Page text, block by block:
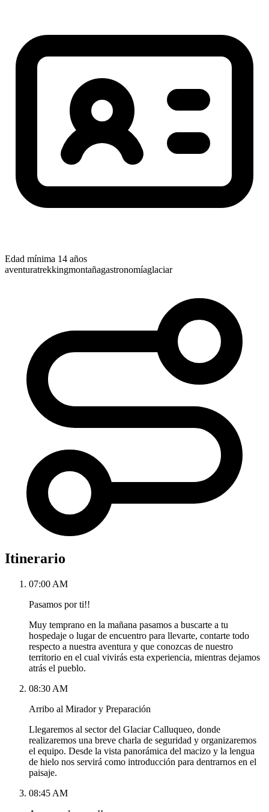
Edad mínima 14 años
aventuratrekkingmontañagastronomíaglaciar
Itinerario
07:00 AM
Pasamos por ti!!
Muy temprano en la mañana pasamos a buscarte a tu
hospedaje o lugar de encuentro para llevarte, contarte todo
respecto a nuestra aventura y que conozcas de nuestro
territorio en el cual vivirás esta experiencia, mientras dejamos
atrás el pueblo.
08:30 AM
Arribo al Mirador y Preparación
Llegaremos al sector del Glaciar Calluqueo, donde
realizaremos una breve charla de seguridad y organizaremos
el equipo. Desde la vista panorámica del macizo y la lengua
de hielo nos servirá como introducción para dentrarnos en el
paisaje.
08:45 AM